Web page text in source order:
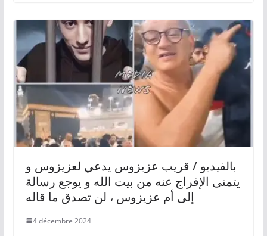
بالفيديو / قريب عزيزوس يدعي لعزيزوس و
يتمنى الإفراج عنه من بيت الله و يوجع رسالة
إلى أم عزيزوس ، لن تصدق ما قاله
4 décembre 2024